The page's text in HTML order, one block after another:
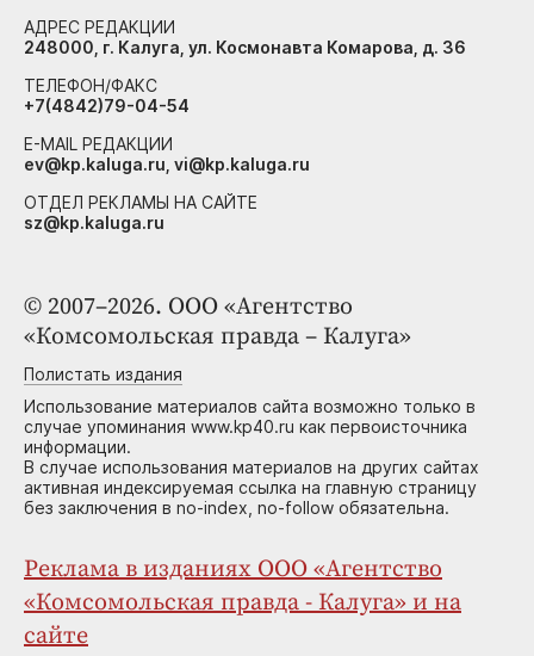
© 2007–2026. ООО «Агентство
«Комсомольская правда – Калуга»
Полистать издания
Использование материалов сайта возможно только в
случае упоминания www.kp40.ru как первоисточника
информации.
В случае использования материалов на других сайтах
активная индексируемая ссылка на главную страницу
без заключения в no-index, no-follow обязательна.
Реклама в изданиях ООО «Агентство
«Комсомольская правда - Калуга» и на
сайте
АДРЕС РЕДАКЦИИ
248000, г. Калуга, ул. Космонавта Комарова, д. 36
ТЕЛЕФОН/ФАКС
+7(4842)79-04-54
E-MAIL РЕДАКЦИИ
ev@kp.kaluga.ru, vi@kp.kaluga.ru
ОТДЕЛ РЕКЛАМЫ НА САЙТЕ
sz@kp.kaluga.ru